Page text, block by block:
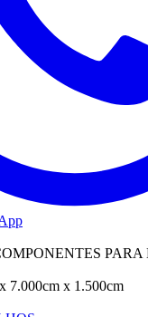
x 7.000cm x 1.500cm